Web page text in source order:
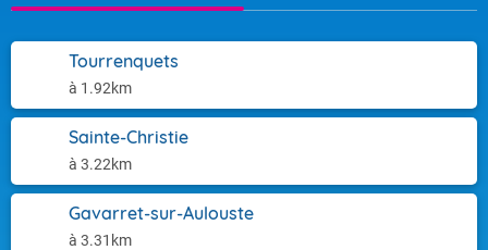
Tourrenquets
à 1.92km
Sainte-Christie
à 3.22km
Gavarret-sur-Aulouste
à 3.31km